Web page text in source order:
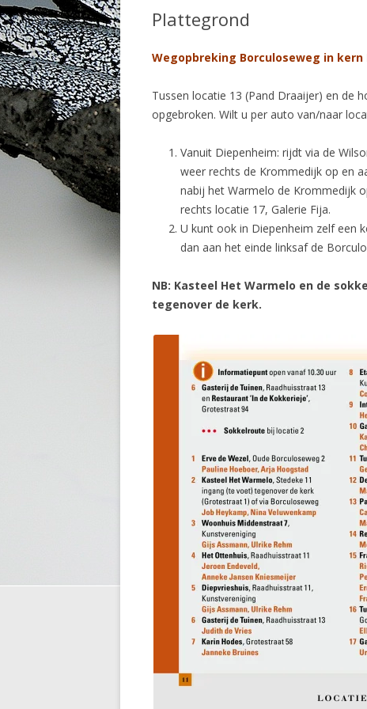
Plattegrond
Wegopbreking Borculoseweg in kern
Tussen locatie 13 (Pand Draaijer) en de
opgebroken. Wilt u per auto van/naar
Vanuit Diepenheim: rijdt via de
weer rechts de Krommedijk op en
nabij het Warmelo de Krommedijk
rechts locatie 17, Galerie Fija.
U kunt ook in Diepenheim zelf een
dan aan het einde linksaf de
NB: Kasteel Het Warmelo en de
tegenover de kerk.